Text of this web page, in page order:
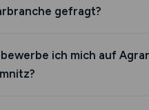
gefragt?
ich mich auf